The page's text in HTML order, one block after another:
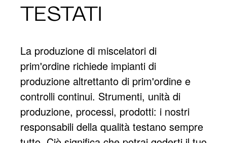
TESTATI
La produzione di miscelatori di
prim'ordine richiede impianti di
produzione altrettanto di prim'ordine e
controlli continui. Strumenti, unità di
produzione, processi, prodotti: i nostri
responsabili della qualità testano sempre